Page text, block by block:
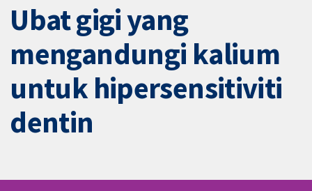
Ubat gigi yang
mengandungi kalium
untuk hipersensitiviti
dentin